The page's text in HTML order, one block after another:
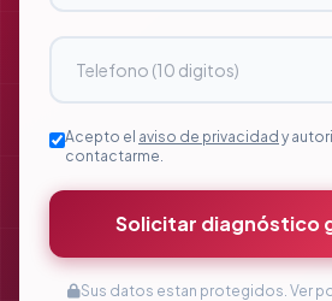
Acepto el aviso de privacidad y
contactarme.
Solicitar diagnóstico
Sus datos estan protegidos. Ver